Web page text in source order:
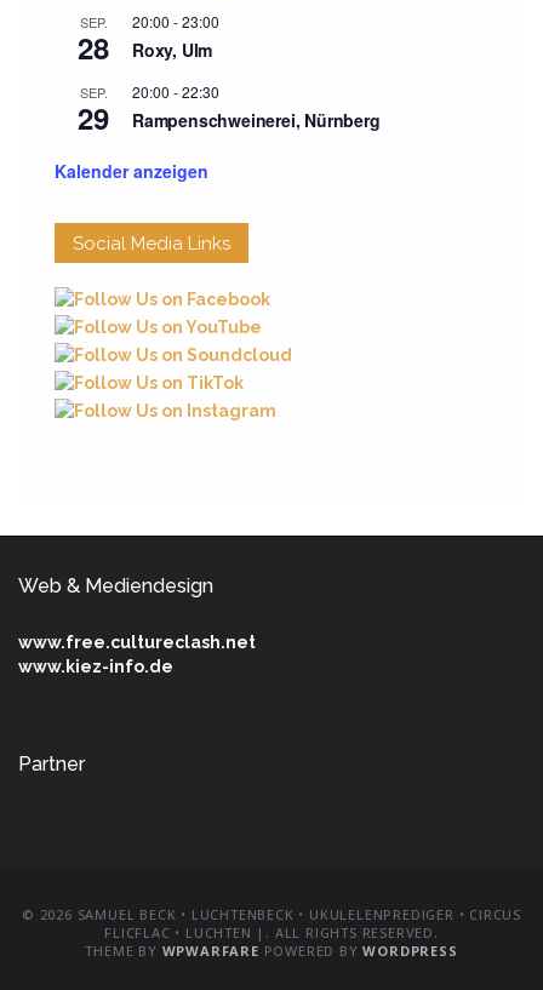
SEP.
28
20:00 -23:00
Roxy, Ulm
SEP.
29
20:00 -22:30
Rampenschweinerei, Nürnberg
Kalender anzeigen
Social Media Links
Web & Mediendesign
www.free.cultureclash.net
www.kiez-info.de
Partner
© 2026 SAMUEL BECK • LUCHTENBECK • UKULELENPREDIGER • CIRCUS
FLICFLAC • LUCHTEN |. ALL RIGHTS RESERVED.
THEME BY WPWARFARE POWERED BYWORDPRESS